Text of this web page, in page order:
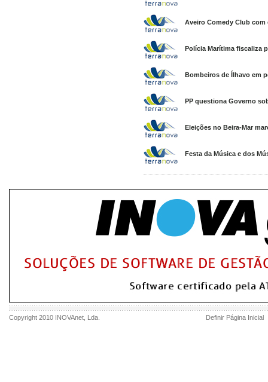
Aveiro Comedy Club
Polícia Marítima fiscaliza
Bombeiros de Ílhavo em
PP questiona Governo
Eleições no Beira-Mar
Festa da Música e dos
Copyright 2010 INOVAnet , Lda. Definir Página Inicial